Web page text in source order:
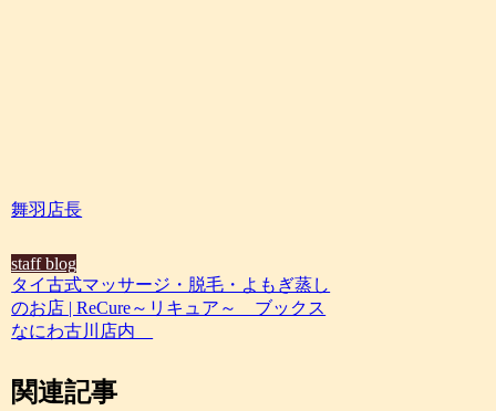
舞羽店長
staff blog
タイ古式マッサージ・脱毛・よもぎ蒸し
のお店 | ReCure～リキュア～ ブックス
なにわ古川店内
関連記事